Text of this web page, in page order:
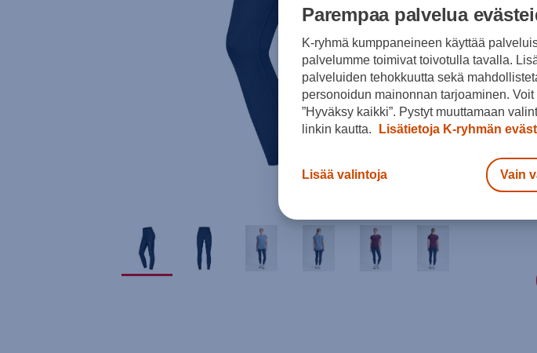
Parempaa palvelua
K-ryhmä kumppaneineen käyttää
palvelumme toimivat toivotulla tavalla.
palveluiden tehokkuutta sekä
personoidun mainonnan tarjoaminen.
”Hyväksy kaikki”. Pystyt muuttamaan
linkin kautta.
Lisätietoja K-ryhmän
Lisää valintoja Vain